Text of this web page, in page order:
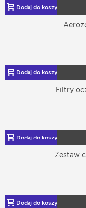
Dodaj do koszyka
Dodaj do koszyka
Filtry
Dodaj do koszyka
Zestaw
Dodaj do koszyka